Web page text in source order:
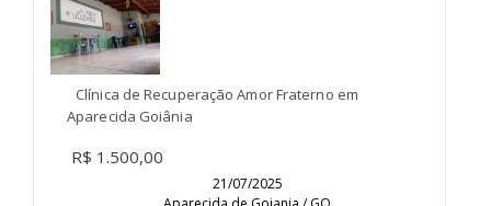
Clínica de Recuperação Amor Fraterno em
Aparecida Goiânia
R$ 1.500,00
21/07/2025